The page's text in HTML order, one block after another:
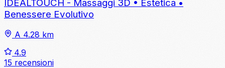
IDEALTOUCH - Massaggi 3D • Estetica •
Benessere Evolutivo
A 4.28 km
4.9
15 recensioni